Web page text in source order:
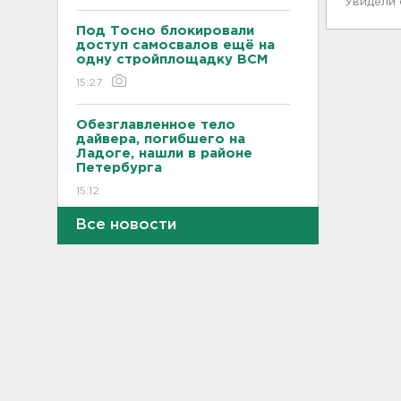
Под Тосно блокировали
доступ самосвалов ещё на
одну стройплощадку ВСМ
15:27
Обезглавленное тело
дайвера, погибшего на
Ладоге, нашли в районе
Петербурга
15:12
На "Коле" у Дусьево - второй
день пробки
Все новости